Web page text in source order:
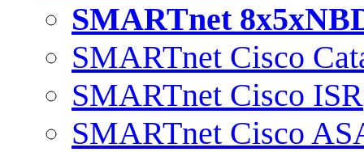
SMARTnet
SMARTnet Cisco
SMARTnet Cisco ISR
SMARTnet Cisco